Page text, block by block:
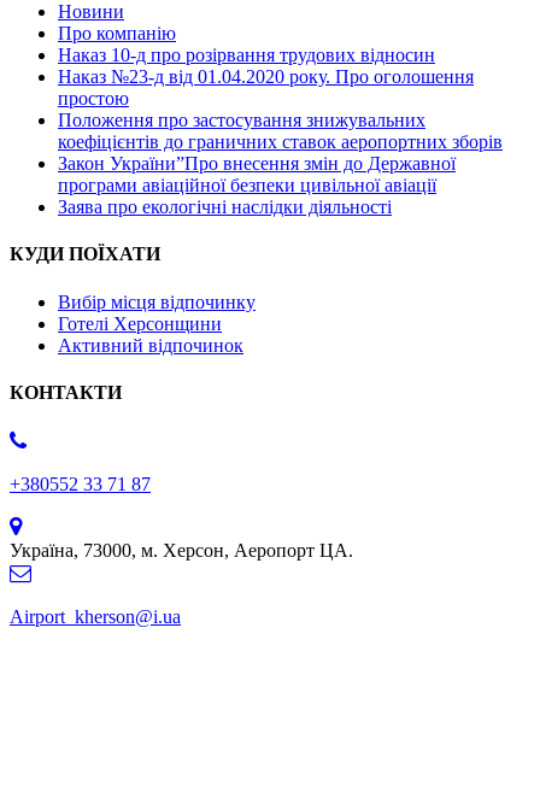
Новини
Про компанію
Наказ 10-д про розірвання трудових відносин
Наказ №23-д від 01.04.2020 року. Про оголошення
простою
Положення про застосування знижувальних
коефіцієнтів до граничних ставок аеропортних зборів
Закон України”Про внесення змін до Державної
програми авіаційної безпеки цивільної авіації
Заява про екологічні наслідки діяльності
КУДИ ПОЇХАТИ
Вибір місця відпочинку
Готелі Херсонщини
Активний відпочинок
КОНТАКТИ
+380552 33 71 87
Україна, 73000, м. Херсон, Аеропорт ЦА.
Airport_kherson@i.ua